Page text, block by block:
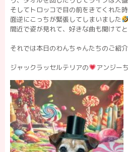
そしてトロッコで目の前をきてくれた
面逆にこっちが緊張してしまいました
間近で姿が見れて、好きな曲も聞けて
それでは本日のわんちゃんたちのご紹
ジャックラッセルテリアの アンジー